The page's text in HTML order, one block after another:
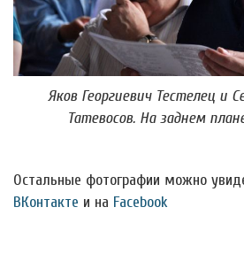
Яков Георгиевич Тестелец и
Татевосов. На заднем
Остальные фотографии можно
ВКонтакте и на Facebook